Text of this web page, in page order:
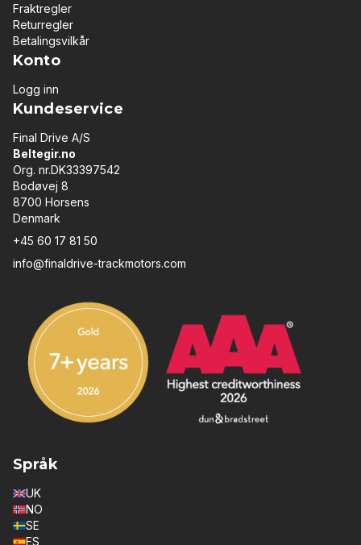
Fraktregler
Returregler
Betalingsvilkår
Konto
Logg inn
Kundeservice
Final Drive A/S
Beltegir.no
Org. nr.DK33397542
Bodøvej 8
8700 Horsens
Denmark
+45 60 17 81 50
info@finaldrive-trackmotors.com
Språk
UK
NO
SE
ES